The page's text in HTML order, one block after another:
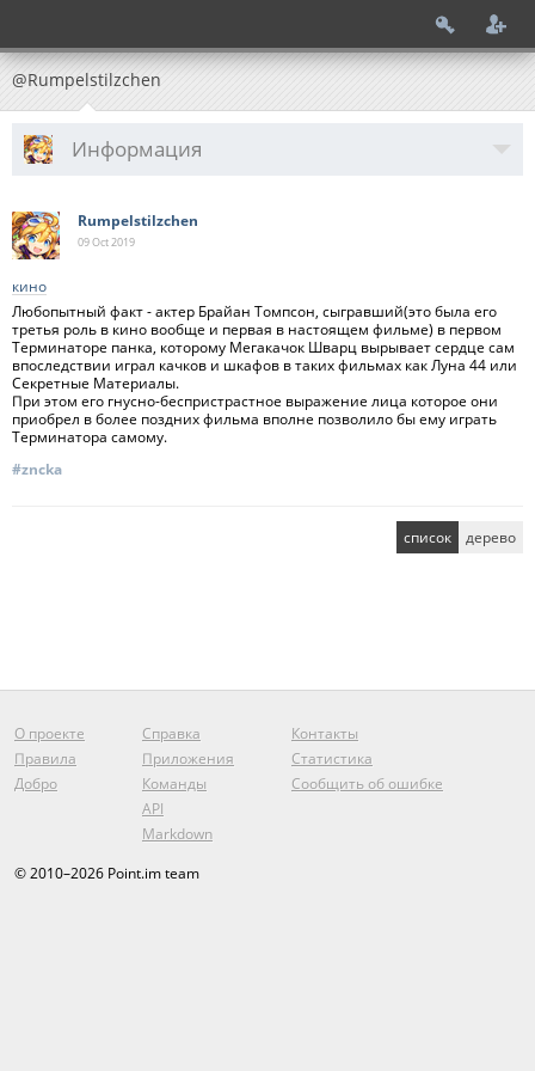
@Rumpelstilzchen
Информация
Rumpelstilzchen
09 Oct2019
кино
Любопытный факт - актер Брайан Томпсон, сыгравший(это была его
третья роль в кино вообще и первая в настоящем фильме) в первом
Терминаторе панка, которому Мегакачок Шварц вырывает сердце сам
впоследствии играл качков и шкафов в таких фильмах как Луна 44 или
Секретные Материалы.
При этом его гнусно-беспристрастное выражение лица которое они
приобрел в более поздних фильма вполне позволило бы ему играть
Терминатора самому.
#zncka
список дерево
О проекте
Правила
Добро
Справка
Приложения
Команды
API
Markdown
Контакты
Статистика
Сообщить об ошибке
© 2010–2026 Point.im team